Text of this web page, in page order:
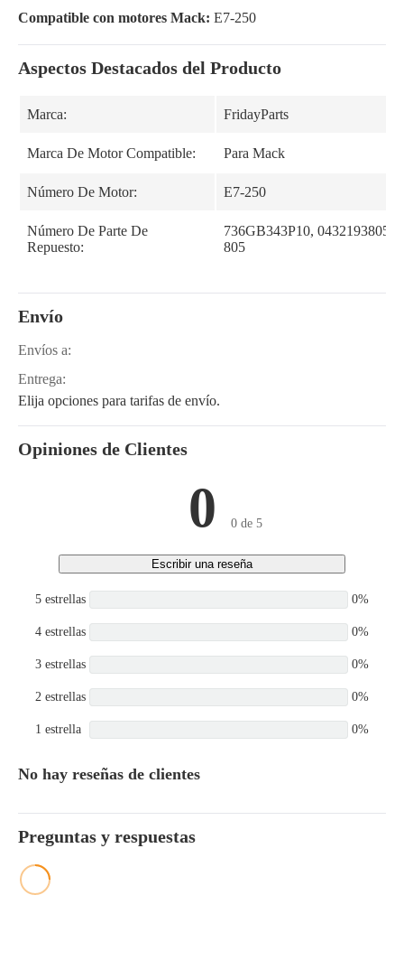
Compatible con motores Mack: E7-250
Aspectos Destacados del Producto
Marca: FridayParts
Marca De Motor Compatible: Para Mack
Número De Motor: E7-250
Número De Parte De
Repuesto:
736GB343P10, 0432193805,
805
Envío
Envíos a:
Entrega:
Elija opciones para tarifas de envío.
Opiniones de Clientes
0 0 de 5
Escribir una reseña
5 estrellas 0%
4 estrellas 0%
3 estrellas 0%
2 estrellas 0%
1 estrella 0%
No hay reseñas de clientes
Preguntas y respuestas